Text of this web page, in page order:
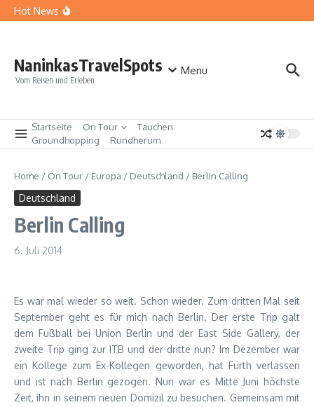
Zum Inhalt springen
Hot News
Mailand – Sehenswürdigkeiten für deinen Kurztrip
NaninkasTravelSpots
Vom Reisen und Erleben
Menu
Startseite On Tour
Tauchen
Groundhopping
Rundherum
Home / On Tour / Europa / Deutschland / Berlin Calling
Deutschland
Berlin Calling
6. Juli 2014
Es war mal wieder so weit. Schon wieder. Zum dritten Mal seit
September geht es für mich nach Berlin. Der erste Trip galt
dem Fußball bei Union Berlin und der East Side Gallery, der
zweite Trip ging zur ITB und der dritte nun? Im Dezember war
ein Kollege zum Ex-Kollegen geworden, hat Fürth verlassen
und ist nach Berlin gezogen. Nun war es Mitte Juni höchste
Zeit, ihn in seinem neuen Domizil zu besuchen. Gemeinsam mit